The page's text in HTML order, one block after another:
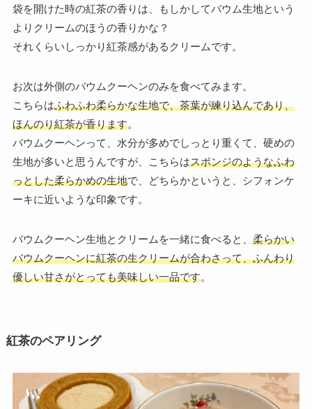
袋を開けた時の紅茶の香りは、もしかしてバウム生地という
よりクリームのほうの香りかな？
それくらいしっかり紅茶感があるクリームです。
お次は外側のバウムクーヘンのみを食べてみます。
こちらはふわふわ柔らかな生地で、茶葉が練り込んであり、
ほんのり紅茶が香ります。
バウムクーヘンって、水分が多めでしっとり重くて、硬めの
生地が多いと思うんですが、こちらはスポンジのようなふわ
っとした柔らかめの生地で、どちらかというと、シフォンケ
ーキに近いような印象です。
バウムクーヘン生地とクリームを一緒に食べると、 柔らかい
バウムクーヘンに紅茶の生クリームが合わさって、ふんわり
優しい甘さがとっても美味しい一品です。
紅茶のペアリング